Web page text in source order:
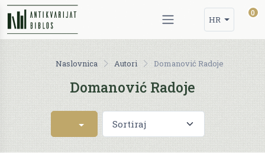
HR
0
Naslovnica Autori Domanović Radoje
Domanović Radoje